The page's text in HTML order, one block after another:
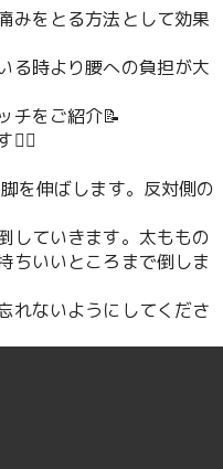
みをとる方法として効果
る時より腰への負担が大
チをご紹介📝
🤸‍♂️
を伸ばします。反対側の
していきます。太ももの
ちいいところまで倒しま
れないようにしてくださ